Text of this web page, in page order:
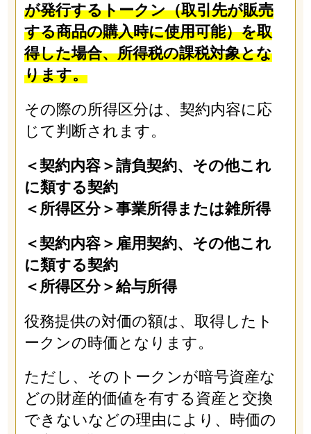
が発行するトークン（取引先が販売
する商品の購入時に使用可能）を取
得した場合、所得税の課税対象とな
ります。
その際の所得区分は、契約内容に応
じて判断されます。
＜契約内容＞請負契約、その他これ
に類する契約
＜所得区分＞事業所得または雑所得
＜契約内容＞雇用契約、その他これ
に類する契約
＜所得区分＞給与所得
役務提供の対価の額は、取得したト
ークンの時価となります。
ただし、そのトークンが暗号資産な
どの財産的価値を有する資産と交換
できないなどの理由により、時価の